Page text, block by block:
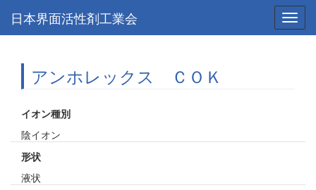
日本界面活性剤工業会
アンホレックス ＣＯＫ
イオン種別
陰イオン
形状
液状